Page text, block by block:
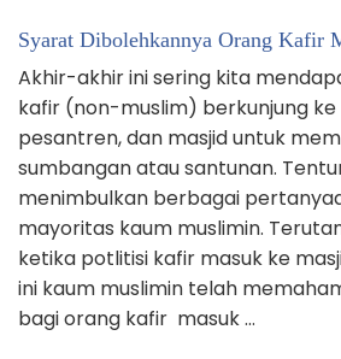
Syarat Dibolehkannya Orang Kafir
Akhir-akhir ini sering kita
kafir (non-muslim) berkunjung
pesantren, dan masjid untuk
sumbangan atau santunan.
menimbulkan berbagai
mayoritas kaum muslimin.
ketika potlitisi kafir masuk ke
ini kaum muslimin telah
bagi orang kafir masuk …